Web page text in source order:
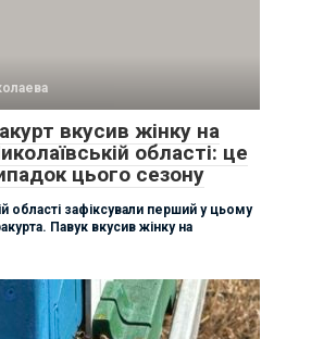
вкусив жінку на
області: це
цього сезону
області зафіксували перший у цьому
Павук вкусив жінку на